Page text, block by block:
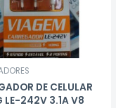
DE CELULAR
LE-242V 3.1A V8